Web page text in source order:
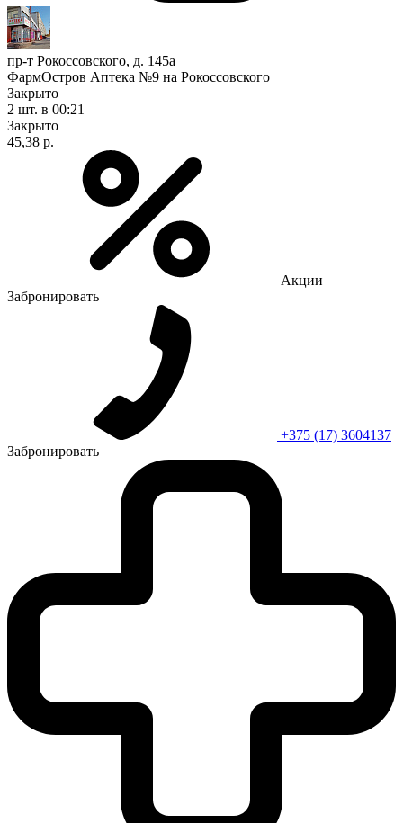
пр-т Рокоссовского, д. 145а
ФармОстров Аптека №9 на Рокоссовского
Закрыто
2 шт. в 00:21
Закрыто
45,38 р.
Акции
Забронировать
+375 (17) 3604137
Забронировать